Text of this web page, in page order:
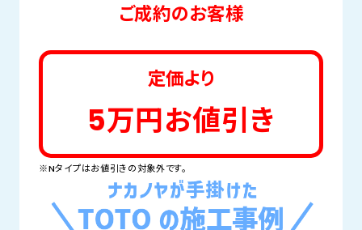
ご成約のお客様
定価より
5万円お値引き
※Nタイプはお値引きの対象外です。